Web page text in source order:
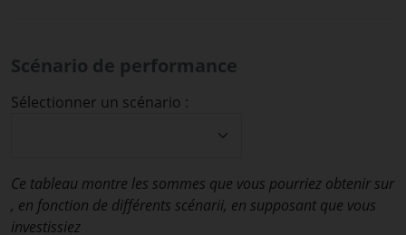
Scénario de performance
Sélectionner un scénario :
Ce tableau montre les sommes que vous pourriez obtenir sur
, en fonction de différents scénarii, en supposant que vous
investissiez